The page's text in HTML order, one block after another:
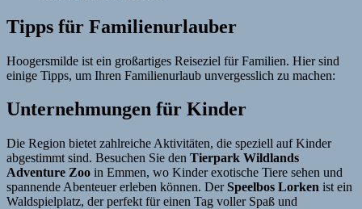
Tipps für Familienurlauber
Hoogersmilde ist ein großartiges Reiseziel für Familien. Hier sind
einige Tipps, um Ihren Familienurlaub unvergesslich zu machen:
Unternehmungen für Kinder
Die Region bietet zahlreiche Aktivitäten, die speziell auf Kinder
abgestimmt sind. Besuchen Sie den Tierpark Wildlands
Adventure Zoo in Emmen, wo Kinder exotische Tiere sehen und
spannende Abenteuer erleben können. DerSpeelbos Lorken ist ein
Waldspielplatz, der perfekt für einen Tag voller Spaß und